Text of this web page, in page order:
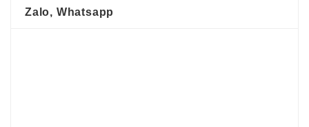
Zalo, Whatsapp